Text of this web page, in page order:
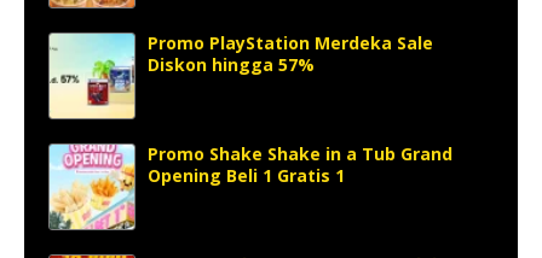
Promo PlayStation Merdeka Sale
Diskon hingga 57%
Promo Shake Shake in a Tub Grand
Opening Beli 1 Gratis 1